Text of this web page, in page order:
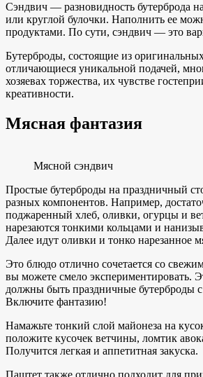
Сэндвич — разновидность бутерброда
или круглой булочки. Наполнить ее
продуктами. По сути, сэндвич — это
Бутерброды, состоящие из
отличающиеся уникальной подачей,
хозяевах торжества, их чувстве
креативности.
Мясная фантазия
Мясной сэндвич
Простые бутерброды на праздничный
разных компонентов. Например,
поджаренный хлеб, оливки, огурцы и
нарезаются тонкими кольцами и
Далее идут оливки и тонко нарезанное
Это блюдо отлично сочетается со
вы можете смело экспериментировать.
должны быть праздничные бутерброды
Включите фантазию!
Намажьте тонкий слой майонеза на
положите кусочек ветчины, ломтик
Получится легкая и аппетитная закуска.
Паштет также отлично подходит для